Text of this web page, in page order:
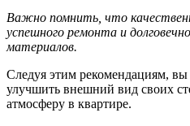
Важно помнить, что
успешного ремонта и
материалов.
Следуя этим рекомендациям, вы
улучшить внешний вид своих
атмосферу в квартире.